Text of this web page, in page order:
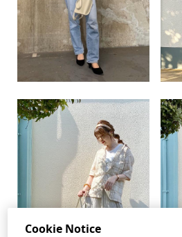
Cookie Notice